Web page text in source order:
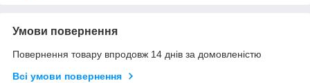
Умови повернення
Повернення товару впродовж 14 днів за домовленістю
Всі умови повернення